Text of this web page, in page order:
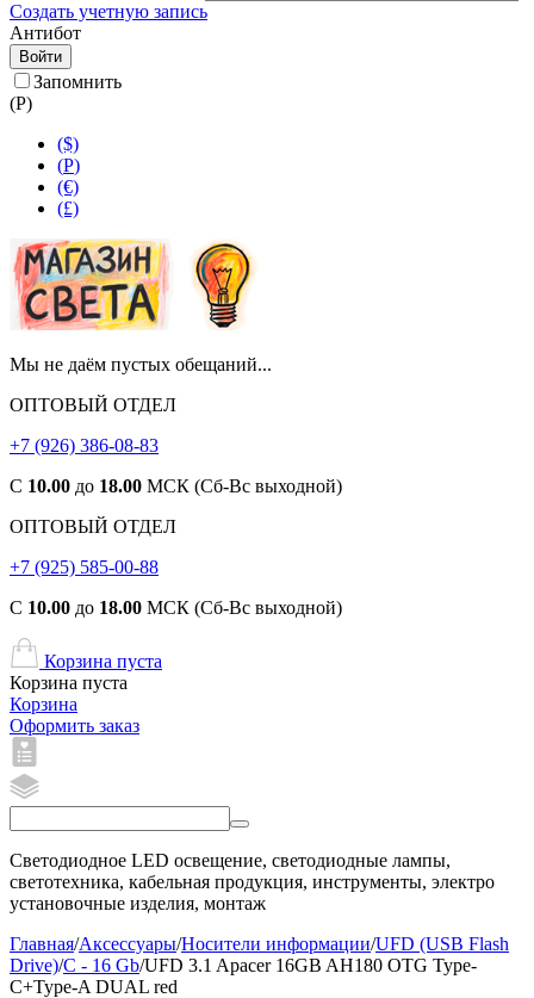
Создать учетную запись
Антибот
Войти
Запомнить
(Р)
($)
(Р)
(€)
(£)
Мы не даём пустых обещаний...
ОПТОВЫЙ ОТДЕЛ
+7 (926) 386-08-83
С 10.00 до 18.00 МСК (Сб-Вс выходной)
ОПТОВЫЙ ОТДЕЛ
+7 (925) 585-00-88
С 10.00 до 18.00 МСК (Сб-Вс выходной)
Корзина пуста
Корзина пуста
Корзина
Оформить заказ
Светодиодное LED освещение, светодиодные лампы,
светотехника, кабельная продукция, инструменты, электро
установочные изделия, монтаж
Главная/Аксессуары/Носители информации/UFD (USB Flash
Drive)/C - 16 Gb/UFD 3.1 Apacer 16GB AH180 OTG Type-
C+Type-A DUAL red